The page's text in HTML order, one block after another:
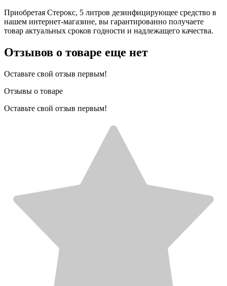
Приобретая Стерокс, 5 литров дезинфицирующее средство в
нашем интернет-магазине, вы гарантированно получаете
товар актуальных сроков годности и надлежащего качества.
Отзывов о товаре еще нет
Оставьте свой отзыв первым!
Отзывы о товаре
Оставьте свой отзыв первым!